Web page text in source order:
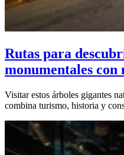
Rutas para
monumentales con
Visitar estos árboles gigantes
combina turismo, historia y